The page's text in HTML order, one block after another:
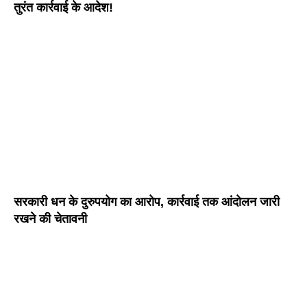
तुरंत कार्रवाई के आदेश!
सरकारी धन के दुरुपयोग का आरोप, कार्रवाई तक आंदोलन जारी
रखने की चेतावनी